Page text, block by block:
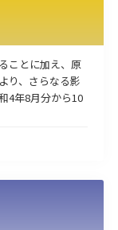
・知的財産
コロナ関連
ことに加え、原
り、さらなる影
4年8月分から10